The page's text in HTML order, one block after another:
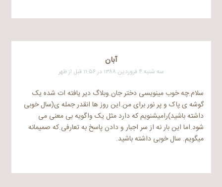
آبان
سه شنبه ۴ فروردین ۱۳۸۸ در ۱۱:۵۶ قبل از ظهر
سلام.چه خوب مینویسی دختر جان.وبلاگ دیر یافته ات شده یک
گوشه ی پاک و پر نور برای من.این روز ها انقدر جمله ی(سال خوبی
داشته باشید)رامیشنویم که دارد مثل یک واگویه بی معنی می
شود.اما این بار نه از سر اجبار و دادن پاسخ به تعارفی.که صمیمانه
میگویم. سال خوبی داشته باشید.